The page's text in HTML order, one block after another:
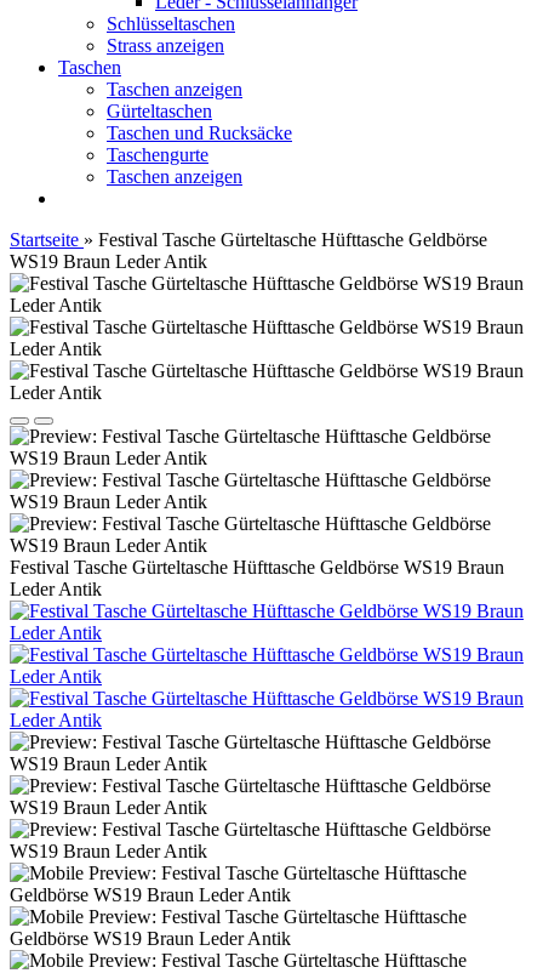
Schlüsseltaschen
Strass anzeigen
Taschen
Taschen anzeigen
Gürteltaschen
Taschen und Rucksäcke
Taschengurte
Taschen anzeigen
Startseite » Festival Tasche Gürteltasche Hüfttasche Geldbörse
WS19 Braun Leder Antik
Festival Tasche Gürteltasche Hüfttasche Geldbörse WS19 Braun
Leder Antik